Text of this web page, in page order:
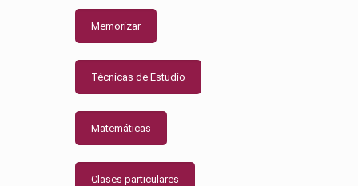
Memorizar
Técnicas de Estudio
Matemáticas
Clases particulares